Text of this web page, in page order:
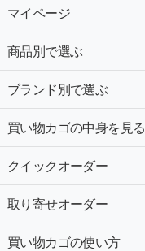
マイページ
商品別で選ぶ
ブランド別で選ぶ
買い物カゴの中身を見る
クイックオーダー
取り寄せオーダー
買い物カゴの使い方